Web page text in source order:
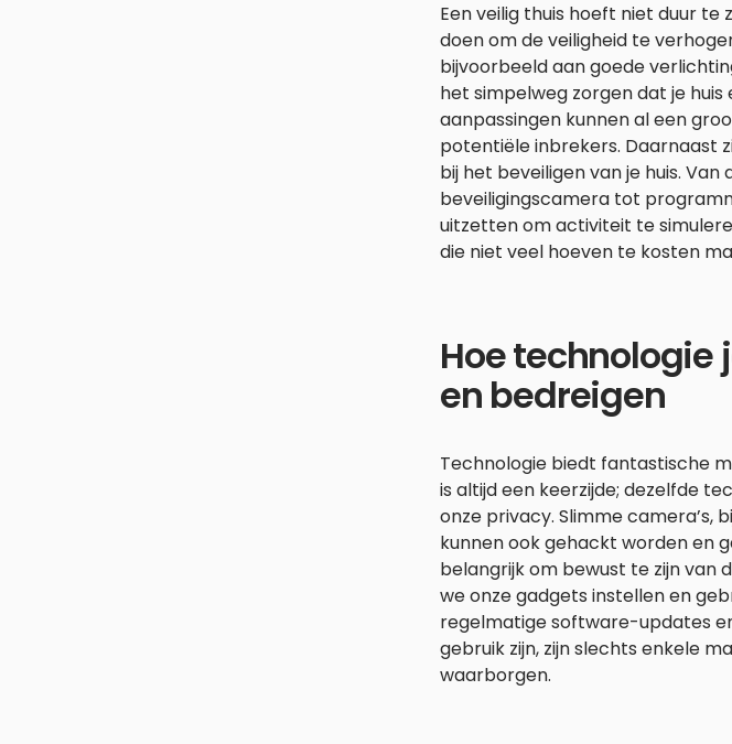
Een veilig thuis hoeft niet duur te
doen om de veiligheid te
bijvoorbeeld aan goede
het simpelweg zorgen dat je
aanpassingen kunnen al een
potentiële inbrekers. Daarnaast
bij het beveiligen van je huis.
beveiligingscamera tot
uitzetten om activiteit te
die niet veel hoeven te kosten
Hoe
en bedreigen
Technologie biedt fantastische
is altijd een keerzijde; dezelfde
onze privacy. Slimme camera’s,
kunnen ook gehackt worden en
belangrijk om bewust te zijn van
we onze gadgets instellen en
regelmatige software-updates
gebruik zijn, zijn slechts enkele
waarborgen.